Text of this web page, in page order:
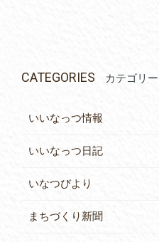
CATEGORIES カテゴリー
いいなっつ情報
いいなっつ日記
いなつびより
まちづくり新聞